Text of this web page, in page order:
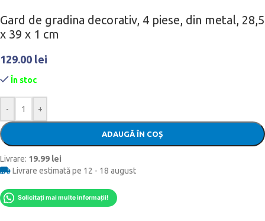
Gard de gradina decorativ, 4 piese, din metal, 28,5
x 39 x 1 cm
129.00 lei
În stoc
- +
ADAUGĂ ÎN COȘ
Livrare: 19.99 lei
Livrare estimată pe 12 - 18 august
Solicitați mai multe informații!